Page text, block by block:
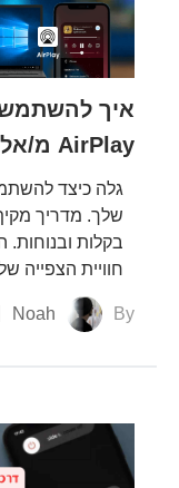
AirPlay מ/אל Windows
בקלות
חוויית הצפייה
By
Noah